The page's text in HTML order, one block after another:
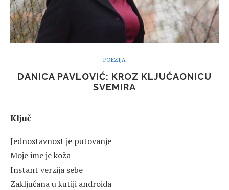
POEZIJA
DANICA PAVLOVIĆ: KROZ KLJUČAONICU
SVEMIRA
Ključ
Jednostavnost je putovanje
Moje ime je koža
Instant verzija sebe
Zaključana u kutiji androida